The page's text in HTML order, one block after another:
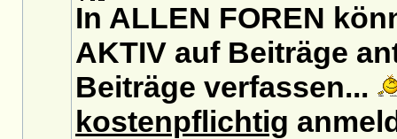
In ALLEN FOREN
AKTIV auf Beiträge
Beiträge verfassen...
kostenpflichtig